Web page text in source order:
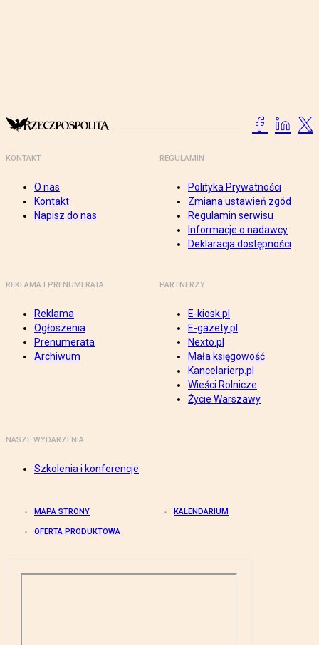
KONTAKT
O nas
Kontakt
Napisz do nas
REGULAMIN
Polityka Prywatności
Zmiana ustawień zgód
Regulamin serwisu
Informacje o nadawcy
Deklaracja dostępności
REKLAMA I PRENUMERATA
Reklama
Ogłoszenia
Prenumerata
Archiwum
PARTNERZY
E-kiosk.pl
E-gazety.pl
Nexto.pl
Mała księgowość
Kancelarierp.pl
Wieści Rolnicze
Życie Warszawy
NASZE WYDARZENIA
Szkolenia i konferencje
MAPA STRONY KALENDARIUM
OFERTA PRODUKTOWA